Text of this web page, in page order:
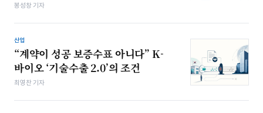
봉성창 기자
산업
“계약이 성공 보증수표 아니다” K-
바이오 ‘기술수출 2.0’의 조건
최영찬 기자